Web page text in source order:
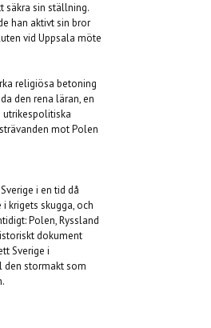
säkra sin ställning.
han aktivt sin bror
vid Uppsala möte
religiösa betoning
den rena läran, en
utrikespolitiska
mot Polen
i en tid då
krigets skugga, och
Polen, Ryssland
dokument
Sverige i
den stormakt som